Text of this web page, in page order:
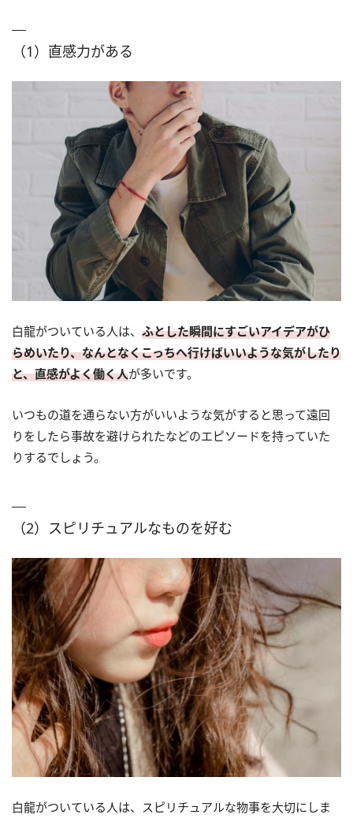
（1）直感力がある
白龍がついている人は、 ふとした瞬間にすごいアイデアがひ
らめいたり、なんとなくこっちへ行けばいいような気がしたり
と、直感がよく働く人が多いです。
いつもの道を通らない方がいいような気がすると思って遠回
りをしたら事故を避けられたなどのエピソードを持っていた
りするでしょう。
（2）スピリチュアルなものを好む
白龍がついている人は、スピリチュアルな物事を大切にしま